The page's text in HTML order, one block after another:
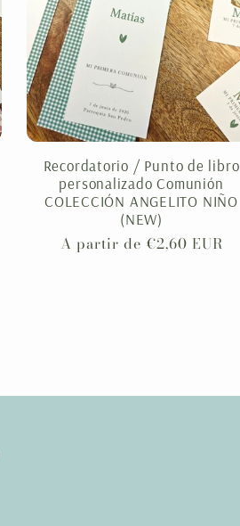
Recordatorio / Punto de libro
personalizado Comunión
COLECCIÓN ANGELITO NIÑO
(NEW)
Precio
A partir de €2,60 EUR